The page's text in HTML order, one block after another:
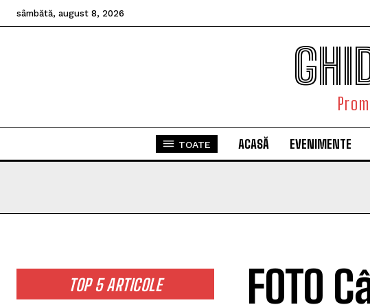
sâmbătă, august 8, 2026
TOATE ACASĂ EVENIMENTE
TOP 5 ARTICOLE FOTO